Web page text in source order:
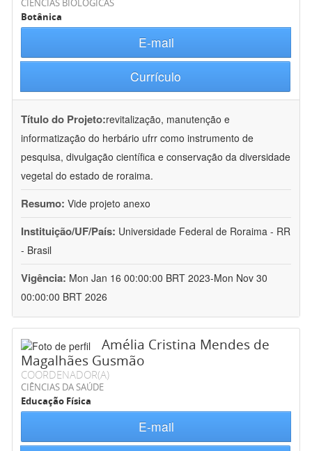
CIÊNCIAS BIOLÓGICAS
Botânica
E-mail
Currículo
Título do Projeto:revitalização, manutenção e
informatização do herbário ufrr como instrumento de
pesquisa, divulgação científica e conservação da diversidade
vegetal do estado de roraima.
Resumo: Vide projeto anexo
Instituição/UF/País: Universidade Federal de Roraima - RR
- Brasil
Vigência: Mon Jan 16 00:00:00 BRT 2023-Mon Nov 30
00:00:00 BRT 2026
Amélia Cristina Mendes de
Magalhães Gusmão
COORDENADOR(A)
CIÊNCIAS DA SAÚDE
Educação Física
E-mail